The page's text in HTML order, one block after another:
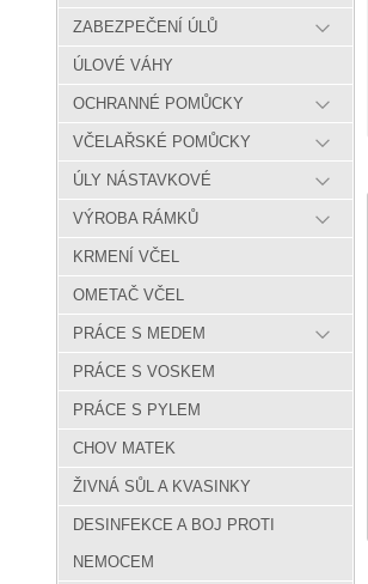
ZABEZPEČENÍ ÚLŮ
ÚLOVÉ VÁHY
OCHRANNÉ POMŮCKY
VČELAŘSKÉ POMŮCKY
ÚLY NÁSTAVKOVÉ
VÝROBA RÁMKŮ
KRMENÍ VČEL
OMETAČ VČEL
PRÁCE S MEDEM
PRÁCE S VOSKEM
PRÁCE S PYLEM
CHOV MATEK
ŽIVNÁ SŮL A KVASINKY
DESINFEKCE A BOJ PROTI
NEMOCEM